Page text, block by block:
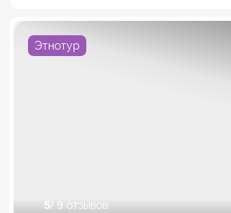
Этнотур
5/ 9 отзывов